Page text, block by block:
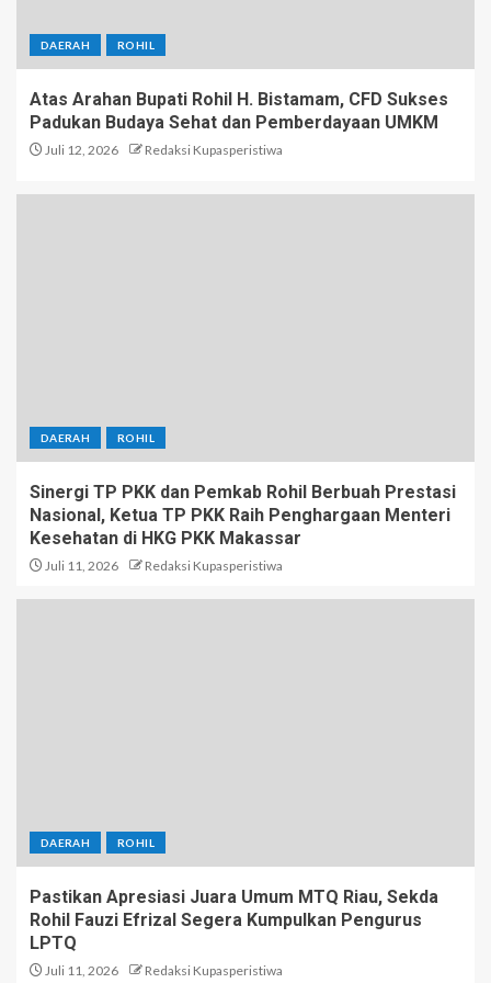
DAERAH ROHIL
Atas Arahan Bupati Rohil H. Bistamam, CFD Sukses
Padukan Budaya Sehat dan Pemberdayaan UMKM
Juli 12, 2026 Redaksi Kupasperistiwa
DAERAH ROHIL
Sinergi TP PKK dan Pemkab Rohil Berbuah Prestasi
Nasional, Ketua TP PKK Raih Penghargaan Menteri
Kesehatan di HKG PKK Makassar
Juli 11, 2026 Redaksi Kupasperistiwa
DAERAH ROHIL
Pastikan Apresiasi Juara Umum MTQ Riau, Sekda
Rohil Fauzi Efrizal Segera Kumpulkan Pengurus
LPTQ
Juli 11, 2026 Redaksi Kupasperistiwa